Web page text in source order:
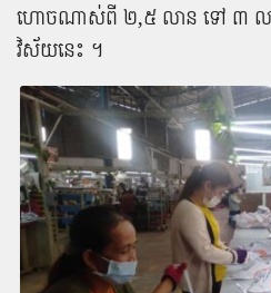
ហោច​ណាស់​ពី ​២,៥​ លាន ទៅ ​៣ ​ល
វិស័យ​នេះ ​។